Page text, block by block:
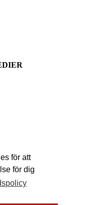
för att
för dig